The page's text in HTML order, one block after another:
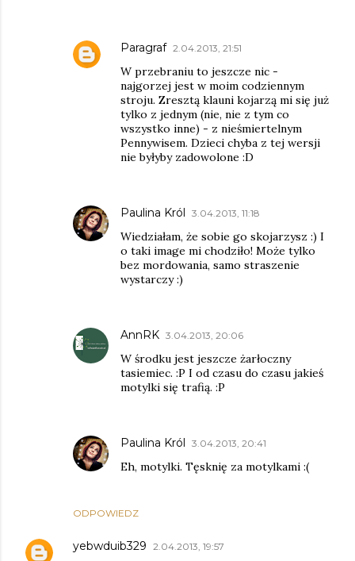
ODPOWIEDZ
Paragraf 2.04.2013, 21:51
W przebraniu to jeszcze nic -
najgorzej jest w moim codziennym
stroju. Zresztą klauni kojarzą mi się już
tylko z jednym (nie, nie z tym co
wszystko inne) - z nieśmiertelnym
Pennywisem. Dzieci chyba z tej wersji
nie byłyby zadowolone :D
Paulina Król 3.04.2013, 11:18
Wiedziałam, że sobie go skojarzysz :) I
o taki image mi chodziło! Może tylko
bez mordowania, samo straszenie
wystarczy :)
AnnRK 3.04.2013, 20:06
W środku jest jeszcze żarłoczny
tasiemiec. :P I od czasu do czasu jakieś
motylki się trafią. :P
Paulina Król 3.04.2013, 20:41
Eh, motylki. Tęsknię za motylkami :(
yebwduib329 2.04.2013, 19:57